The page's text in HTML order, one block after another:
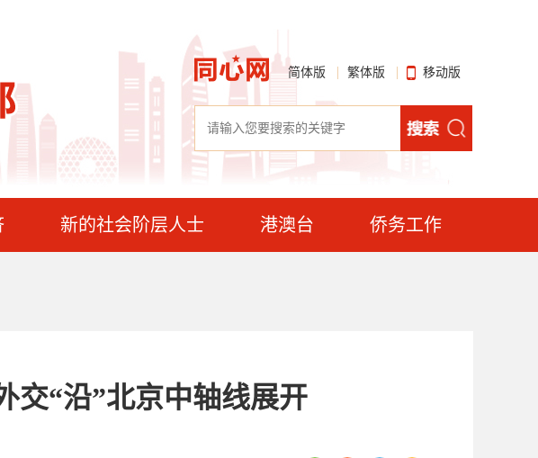
简体版 繁体版 移动版
新的社会阶层人士 港澳台 侨务工作
交“沿”北京中轴线展开